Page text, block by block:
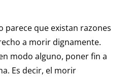
parece que existan razones
a morir dignamente.
modo alguno, poner fin a
Es decir, el morir